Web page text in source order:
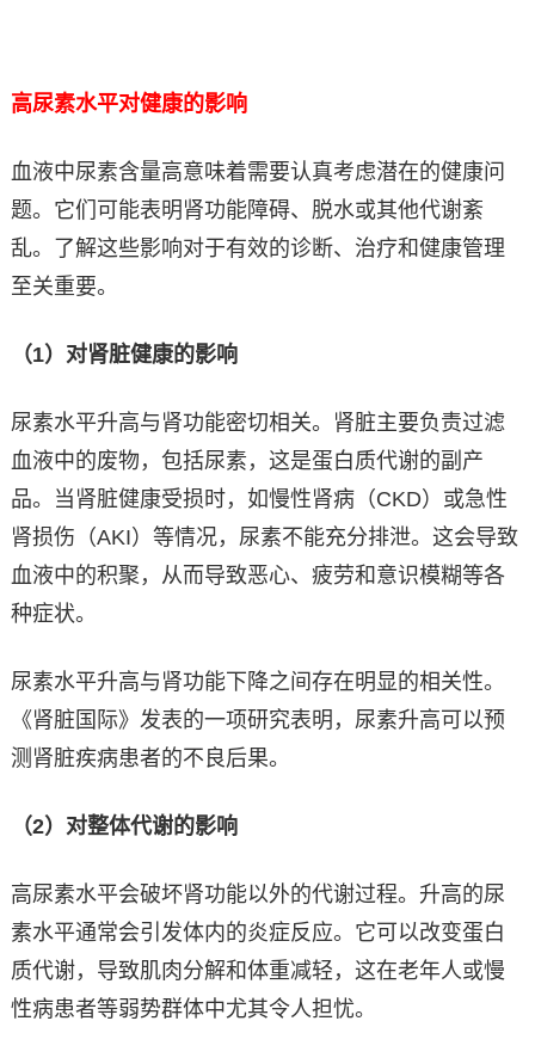
高尿素水平对健康的影响
血液中尿素含量高意味着需要认真考虑潜在的健康问
题。它们可能表明肾功能障碍、脱水或其他代谢紊
乱。了解这些影响对于有效的诊断、治疗和健康管理
至关重要。
（1）对肾脏健康的影响
尿素水平升高与肾功能密切相关。肾脏主要负责过滤
血液中的废物，包括尿素，这是蛋白质代谢的副产
品。当肾脏健康受损时，如慢性肾病（CKD）或急性
肾损伤（AKI）等情况，尿素不能充分排泄。这会导致
血液中的积聚，从而导致恶心、疲劳和意识模糊等各
种症状。
尿素水平升高与肾功能下降之间存在明显的相关性。
《肾脏国际》发表的一项研究表明，尿素升高可以预
测肾脏疾病患者的不良后果。
（2）对整体代谢的影响
高尿素水平会破坏肾功能以外的代谢过程。升高的尿
素水平通常会引发体内的炎症反应。它可以改变蛋白
质代谢，导致肌肉分解和体重减轻，这在老年人或慢
性病患者等弱势群体中尤其令人担忧。